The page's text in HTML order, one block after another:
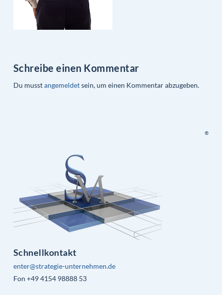
Schreibe einen Kommentar
Du musstangemeldetsein, um einen Kommentar abzugeben.
®
Schnellkontakt
enter@strategie-unternehmen.de
Fon +49 4154 98888 53